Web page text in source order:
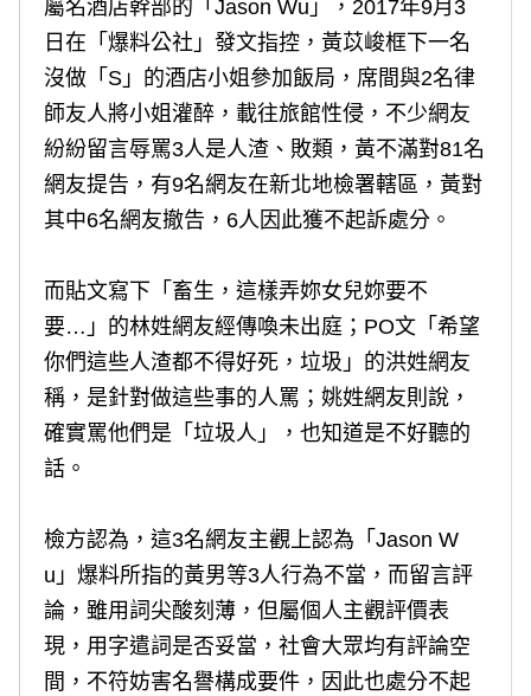
屬名酒店幹部的「Jason Wu」，2017年9月3
日在「爆料公社」發文指控，黃苡峻框下一名
沒做「S」的酒店小姐參加飯局，席間與2名律
師友人將小姐灌醉，載往旅館性侵，不少網友
紛紛留言辱罵3人是人渣、敗類，黃不滿對81名
網友提告，有9名網友在新北地檢署轄區，黃對
其中6名網友撤告，6人因此獲不起訴處分。
而貼文寫下「畜生，這樣弄妳女兒妳要不
要…」的林姓網友經傳喚未出庭；PO文「希望
你們這些人渣都不得好死，垃圾」的洪姓網友
稱，是針對做這些事的人罵；姚姓網友則說，
確實罵他們是「垃圾人」，也知道是不好聽的
話。
檢方認為，這3名網友主觀上認為「Jason W
u」爆料所指的黃男等3人行為不當，而留言評
論，雖用詞尖酸刻薄，但屬個人主觀評價表
現，用字遣詞是否妥當，社會大眾均有評論空
間，不符妨害名譽構成要件，因此也處分不起